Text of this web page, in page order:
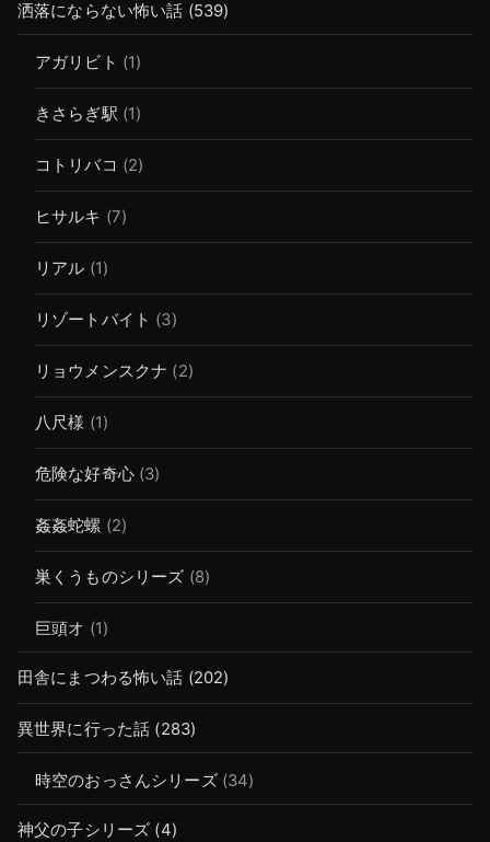
洒落にならない怖い話 (539)
アガリビト (1)
きさらぎ駅 (1)
コトリバコ (2)
ヒサルキ (7)
リアル (1)
リゾートバイト (3)
リョウメンスクナ (2)
八尺様 (1)
危険な好奇心(3)
姦姦蛇螺 (2)
巣くうものシリーズ (8)
巨頭オ (1)
田舎にまつわる怖い話 (202)
異世界に行った話 (283)
時空のおっさんシリーズ(34)
神父の子シリーズ (4)